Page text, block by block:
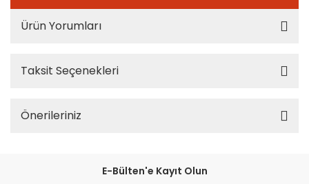
Ürün Yorumları
Taksit Seçenekleri
Önerileriniz
E-Bülten'e Kayıt Olun